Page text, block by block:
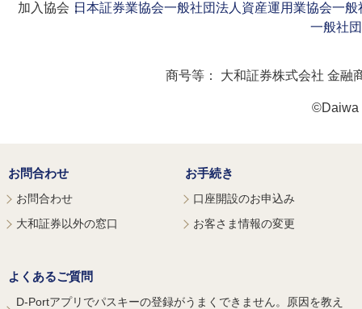
加入協会：日本証券業協会一般社団法人資産運用業協会一般
一般社
商号等： 大和証券株式会社 金融
©Daiwa
お問合わせ
お問合わせ
大和証券以外の窓口
お手続き
口座開設のお申込み
お客さま情報の変更
よくあるご質問
D-Portアプリでパスキーの登録がうまくできません。原因を教え